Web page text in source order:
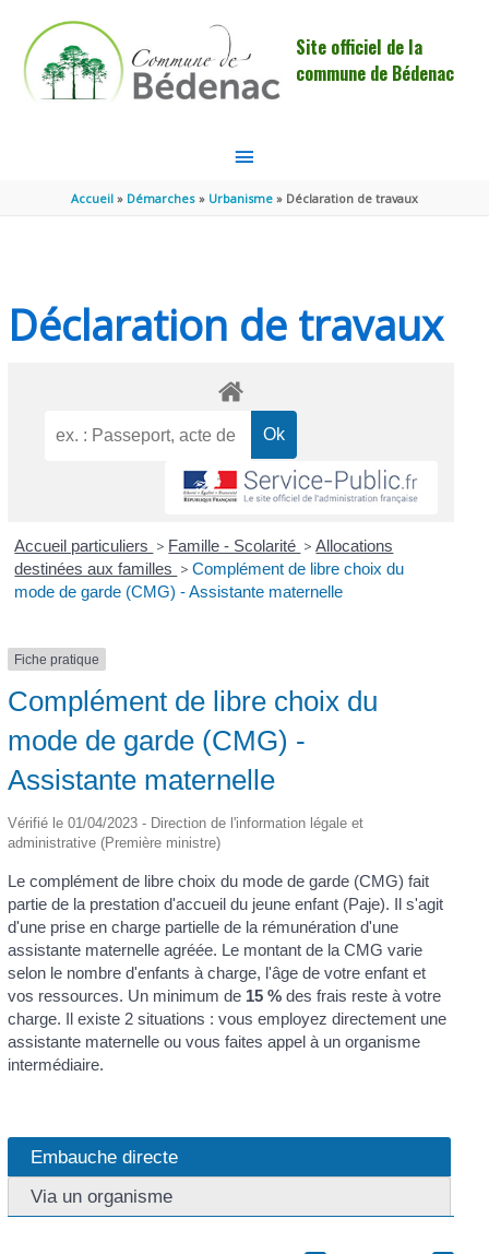
Site officiel de la
commune de Bédenac
MENU
PRINCIPAL
Accueil Démarches Urbanisme Déclaration de travaux
Déclaration de travaux
Accueil particuliers > Famille - Scolarité > Allocations
destinées aux familles > Complément de libre choix du
mode de garde (CMG) - Assistante maternelle
Fiche pratique
Complément de libre choix du
mode de garde (CMG) -
Assistante maternelle
Vérifié le 01/04/2023 - Direction de l'information légale et
administrative (Première ministre)
Le complément de libre choix du mode de garde (CMG) fait
partie de la prestation d'accueil du jeune enfant (Paje). Il s'agit
d'une prise en charge partielle de la rémunération d'une
assistante maternelle agréée. Le montant de la CMG varie
selon le nombre d'enfants à charge, l'âge de votre enfant et
vos ressources. Un minimum de 15 %des frais reste à votre
charge. Il existe 2 situations : vous employez directement une
assistante maternelle ou vous faites appel à un organisme
intermédiaire.
Embauche directe
Via un organisme